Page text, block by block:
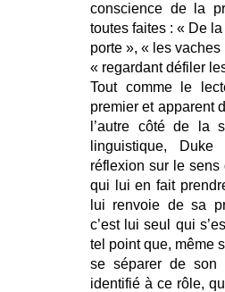
conscience de la
toutes faites : « De
porte », « les
« regardant défiler
Tout comme le
premier et apparent
l’autre côté de la
linguistique,
réflexion sur le sens
qui lui en fait
lui renvoie de sa
c’est lui seul qui
tel point que, même
se séparer de son
identifié à ce rôle,